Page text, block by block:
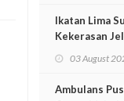
Ikatan Lima
Kekerasan
03 August
Ambulans